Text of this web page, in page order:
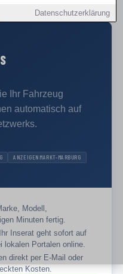
Datenschutzerklärung
Ihr Fahrzeug
automatisch auf
ANZEIGENMARKT-MARBURG
Modell,
Minuten fertig.
Inserat geht sofort auf
lokalen Portalen online.
direkt per E-Mail oder
Kosten.